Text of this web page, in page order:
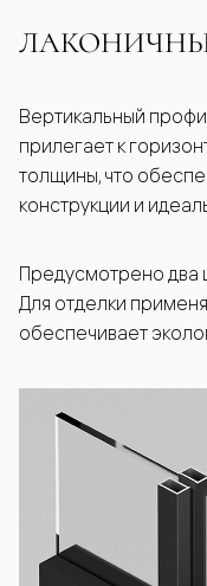
Вертикальный
прилегает к
толщины, что
конструкции и
Предусмотрено два
Для отделки
обеспечивает